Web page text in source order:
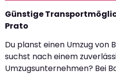
Günstige
Prato
Du planst einen Umzug von
suchst nach einem
Umzugsunternehmen? Bei